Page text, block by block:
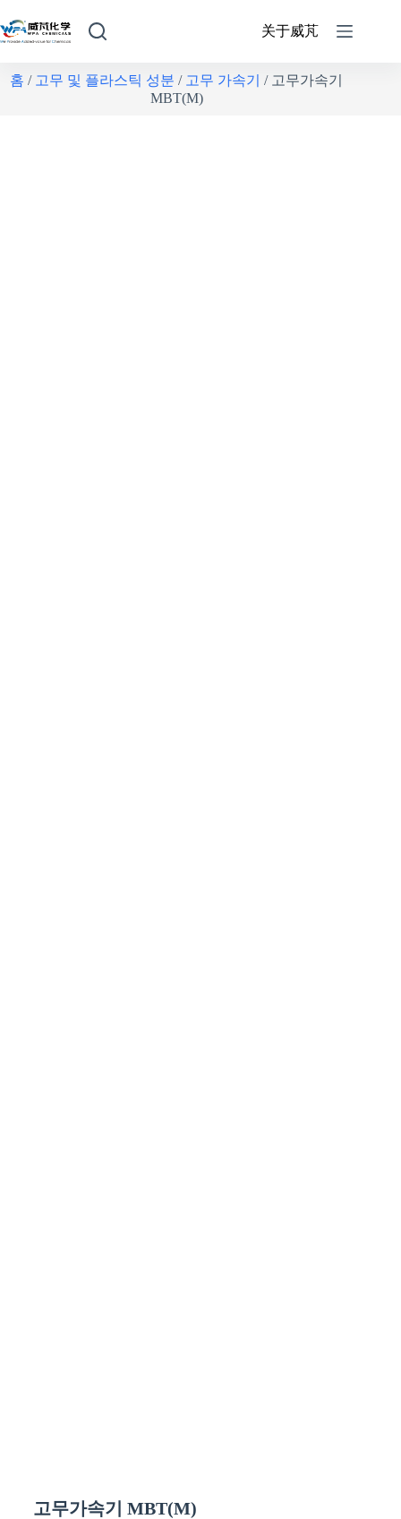
关于威芃
홈 / 고무 및 플라스틱 성분 / 고무 가속기
/ 고무가속기
MBT(M)
고무가속기 MBT(M)